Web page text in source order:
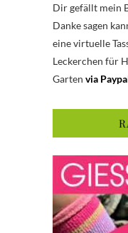
Dir gefällt mein
Danke sagen
eine virtuelle
Leckerchen für
Garten via